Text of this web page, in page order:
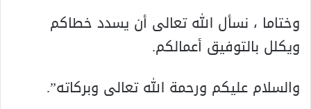
وختاما ، نسأل الله تعالى أن يسدد خطاكم
ويكلل بالتوفيق أعمالكم.
والسلام عليكم ورحمة الله تعالى وبركاته”.